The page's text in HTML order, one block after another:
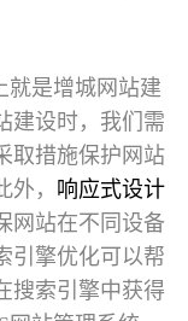
就是增城网站建
建设时，我们需
取措施保护网站
， 响应式设计
网站在不同设备
引擎优化可以帮
搜索引擎中获得